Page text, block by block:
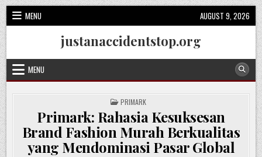
Skip
to
content
MENU AUGUST 9, 2026
justanaccidentstop.org
MENU
POSTED
IN
PRIMARK
Primark: Rahasia Kesuksesan
Brand Fashion Murah Berkualitas
yang Mendominasi Pasar Global